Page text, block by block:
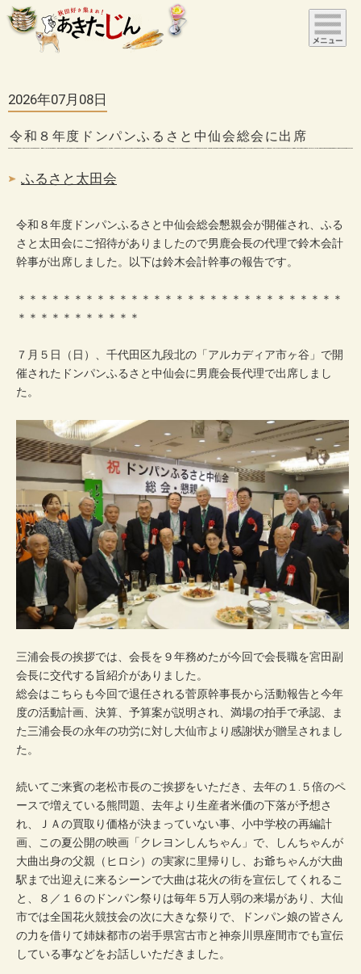
2026年07月08日
令和８年度ドンパンふるさと中仙会総会に出席
ふるさと太田会
令和８年度ドンパンふるさと中仙会総会懇親会が開催され、ふる
さと太田会にご招待がありましたので男鹿会長の代理で鈴木会計
幹事が出席しました。以下は鈴木会計幹事の報告です。
＊＊＊＊＊＊＊＊＊＊＊＊＊＊＊＊＊＊＊＊＊＊＊＊＊＊＊＊＊
＊＊＊＊＊＊＊＊＊＊＊
７月５日（日）、千代田区九段北の「アルカディア市ヶ谷」で開
催されたドンパンふるさと中仙会に男鹿会長代理で出席しまし
た。
三浦会長の挨拶では、会長を９年務めたが今回で会長職を宮田副
会長に交代する旨紹介がありました。
総会はこちらも今回で退任される菅原幹事長から活動報告と今年
度の活動計画、決算、予算案が説明され、満場の拍手で承認、ま
た三浦会長の永年の功労に対し大仙市より感謝状が贈呈されまし
た。
続いてご来賓の老松市長のご挨拶をいただき、去年の１.５倍のペ
ースで増えている熊問題、去年より生産者米価の下落が予想さ
れ、ＪＡの買取り価格が決まっていない事、小中学校の再編計
画、この夏公開の映画「クレヨンしんちゃん」で、しんちゃんが
大曲出身の父親（ヒロシ）の実家に里帰りし、お爺ちゃんが大曲
駅まで出迎えに来るシーンで大曲は花火の街を宣伝してくれるこ
と、８／１６のドンパン祭りは毎年５万人弱の来場があり、大仙
市では全国花火競技会の次に大きな祭りで、ドンパン娘の皆さん
の力を借りて姉妹都市の岩手県宮古市と神奈川県座間市でも宣伝
している事などをお話しいただきました。